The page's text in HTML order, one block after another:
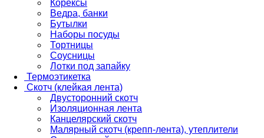
Корексы
Ведра, банки
Бутылки
Наборы посуды
Тортницы
Соусницы
Лотки под запайку
Термоэтикетка
Скотч (клейкая лента)
Двусторонний скотч
Изоляционная лента
Канцелярский скотч
Малярный скотч (крепп-лента), утеплители